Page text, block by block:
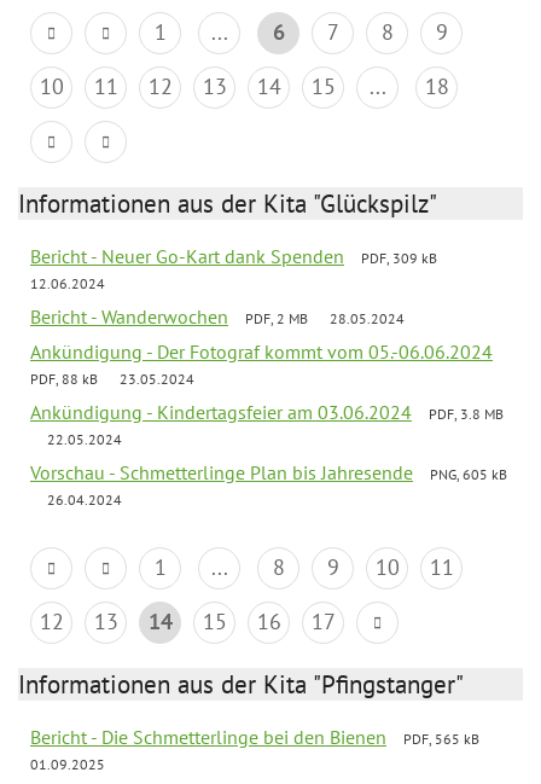
1 ... 6 7 8
9
10
11 12 13 14 15 ... 18
Informationen aus der Kita "Glückspilz"
Bericht - Neuer Go-Kart dank Spenden
PDF, 309 kB
12.06.2024
Bericht - Wanderwochen PDF, 2 MB 28.05.2024
Ankündigung - Der Fotograf kommt vom 05.-06.06.2024
PDF, 88 kB 23.05.2024
Ankündigung - Kindertagsfeier am 03.06.2024
PDF, 3.8 MB
22.05.2024
Vorschau - Schmetterlinge Plan bis Jahresende
PNG, 605 kB
26.04.2024
1 ... 8 9 10
11
12
13 14 15 16 17
Informationen aus der Kita "Pfingstanger"
Bericht - Die Schmetterlinge bei den Bienen
PDF, 565 kB
01.09.2025